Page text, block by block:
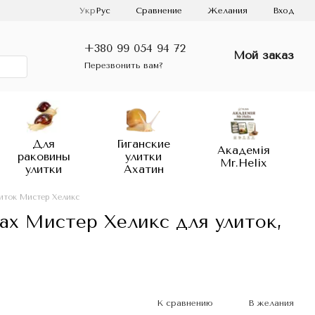
УкрРус Сравнение Желания Вход
+380 99 054 94 72
Перезвонить вам?
Мой заказ
Для
раковины
улитки
Гиганские
улитки
Ахатин
Академія
Mr.Helix
Мистер Хеликс
Мистер Хеликс для улиток,
К сравнению В желания